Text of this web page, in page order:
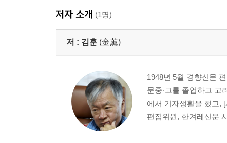
저자 소개 (1명)
저 : 김훈 (金薰)
1948년 5월 경향신문
문중·고를 졸업하고 고
에서 기자생활을 했고,
편집위원, 한겨레신문